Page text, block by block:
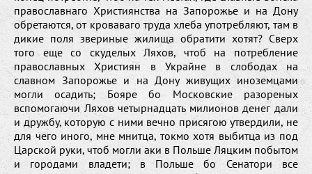
православнаго Християнства на Запорожье и на Дону
обретаются, от кроваваго труда хлеба употребляют, там в
дикие поля звериные жилища обратити хотят? Сверх
того еще со скуделых Ляхов, чтоб на потребление
православных Християн в Украйне в слободах на
славном Запорожье и на Дону живущих иноземцами
могли осадить; Бояре бо Московские разореных
вспомогаючи Ляхов четырнадцать милионов денег дали
и дружбу, которую с ними вечно присягою утвердили, не
для чего иного, мне мнитца, токмо хотя выбитца из под
Царской руки, чтоб могли аки в Польше Ляцким побытом
и городами владети; в Польше бо Сенатори все